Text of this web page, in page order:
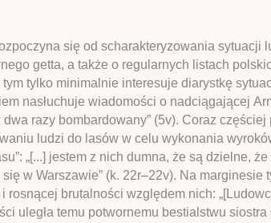
się od scharakteryzowania
getta, a także o regularnych listach
tylko minimalnie interesuje diarystkę
nasłuchuje wiadomości o nadciągającej
razy bombardowany” (5v). Coraz
ludzi do lasów w celu wykonania
„[...] jestem z nich dumna, że są dzielne,
w Warszawie” (k. 22r–22v). Na marginesie
rosnącej brutalności względem nich:
uległa temu potwornemu bestialstwu